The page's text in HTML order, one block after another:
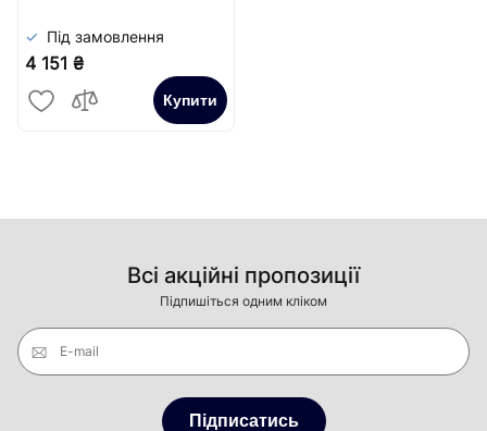
Під замовлення
4 151 ₴
Купити
Всі акційні пропозиції
Підпишіться одним кліком
E-mail
Підписатись